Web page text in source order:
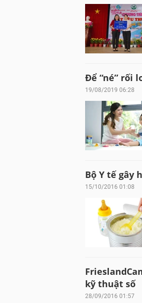
Để “né” rối
19/08/2019 06:28
Bộ Y tế gây
15/10/2016 01:08
kỹ thuật số
28/09/2016 01:57